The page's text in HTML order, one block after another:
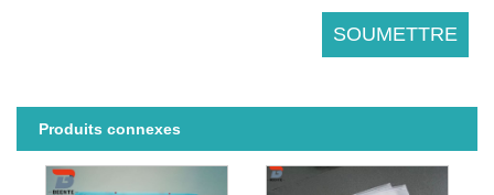
Produits connexes